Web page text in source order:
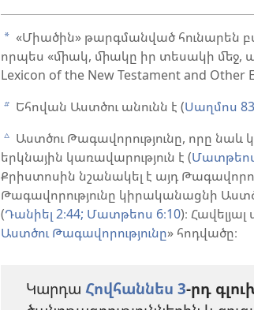
a «Միածին» թարգմանված հունարեն
որպես «միակ, միակը իր տեսակի մեջ,
Lexicon of the New Testament and Other
b Եհովան Աստծու անունն է (Սաղմոս
c Աստծու Թագավորությունը, որը նաև
երկնային կառավարություն է (Մատթեոս
Քրիստոսին նշանակել է այդ
Թագավորությունը կիրականացնի
(Դանիել 2։44; Մատթեոս 6։10)։
Աստծու Թագավորությունը» հոդվածը։
Կարդա Հովհաննես 3-րդ